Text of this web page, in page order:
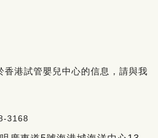
香港試管嬰兒中心的信息，請與我
3168